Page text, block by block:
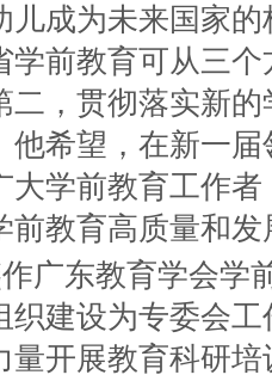
儿成为未来国家
学前教育可从三
二，贯彻落实新
他希望，在新一
大学前教育工作
前教育高质量和
广东教育学会学
织建设为专委会
量开展教育科研